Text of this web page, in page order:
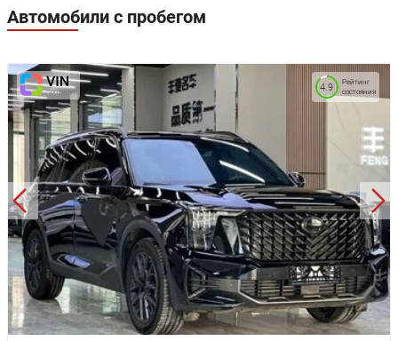
Автомобили с пробегом
Рейтинг
состояния
4.9